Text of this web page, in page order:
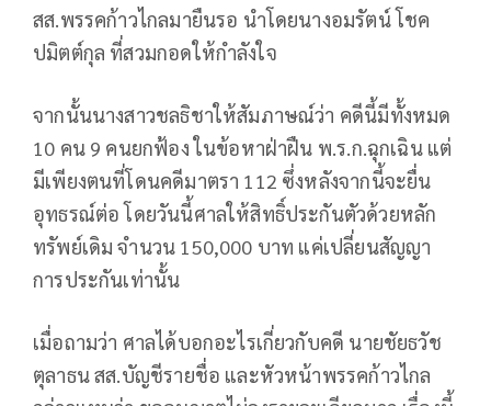
สส.พรรคก้าวไกลมายืนรอ นำโดยนางอมรัตน์ โชค
ปมิตต์กุล ที่สวมกอดให้กำลังใจ
จากนั้นนางสาวชลธิชาให้สัมภาษณ์ว่า คดีนี้มีทั้งหมด
10 คน 9 คนยกฟ้อง ในข้อหาฝ่าฝืน พ.ร.ก.ฉุกเฉิน แต่
มีเพียงตนที่โดนคดีมาตรา 112 ซึ่งหลังจากนี้จะยื่น
อุทธรณ์ต่อ โดยวันนี้ศาลให้สิทธิ์ประกันตัวด้วยหลัก
ทรัพย์เดิม จำนวน 150,000 บาท แค่เปลี่ยนสัญญา
การประกันเท่านั้น
เมื่อถามว่า ศาลได้บอกอะไรเกี่ยวกับคดี นายชัยธวัช
ตุลาธน สส.บัญชีรายชื่อ และหัวหน้าพรรคก้าวไกล